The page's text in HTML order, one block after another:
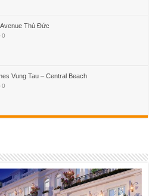
Thủ Đức
0
Vung Tau – Central Beach
0